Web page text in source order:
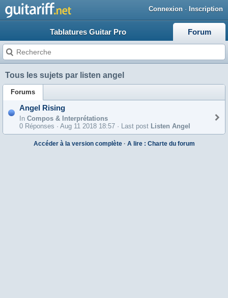
Connexion · Inscription
Tablatures Guitar Pro Forum
Tous les sujets par listen angel
Forums
Angel Rising
In Compos & Interprétations
0 Réponses · Aug 11 2018 18:57 · Last post Listen Angel
Accéder à la version complète· A lire : Charte du forum